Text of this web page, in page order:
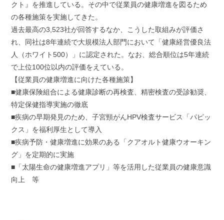
クト』を推進している。その中で従業員の健康増進を図るため
の各種施策を実施してきた。
過去最高の3,523社が回答するなか、こうした取組みが評価さ
れ、同社は8年連続で大規模法人部門において「健康経営優良法
人（ホワイト500）」に認定された。なお、総合順位は5年連続
で上位100位以内の評価をえている。
【従業員の健康増進に向けた各種施策】
■健康保険組合による健康診断の再検査、精密検査の受診勧奨、
特定保健指導実施の徹底
■疾病の早期発見のため、子宮頸がんHPV検査サービス「パピッ
クス」を福利厚生として導入
■疾病予防・健康増進に効果のある「クアオルト健康ウオーキン
グ」を定期的に実施
■「太陽生命の健康増進アプリ」等を活用した従業員の健康意識
向上 等